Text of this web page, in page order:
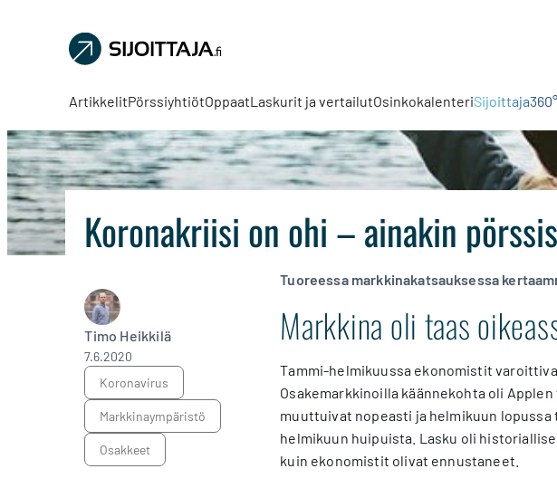
Sijoittaja.fi
Tee
sijoituspäätöksiä
ArtikkelitPörssiyhtiötOppaatLaskurit ja vertailutOsinkokalenteriSijoittaja360°
Koronakriisi on ohi – ainakin
Timo Heikkilä
7.6.2020
koronavirus
markkinaympäristö
osakkeet
Tuoreessa markkinakatsauksessa
Markkina oli taas
Tammi-helmikuussa ekonomistit
Osakemarkkinoilla käännekohta oli
muuttuivat nopeasti ja helmikuun lopussa
helmikuun huipuista. Lasku oli
kuin ekonomistit olivat ennustaneet.